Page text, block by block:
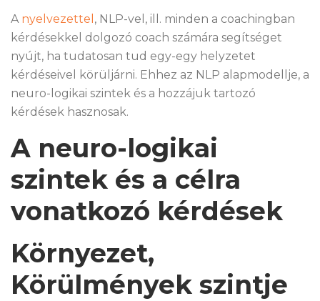
A nyelvezettel , NLP-vel, ill. minden a coachingban
kérdésekkel dolgozó coach számára segítséget
nyújt, ha tudatosan tud egy-egy helyzetet
kérdéseivel körüljárni. Ehhez az NLP alapmodellje, a
neuro-logikai szintek és a hozzájuk tartozó
kérdések hasznosak.
A neuro-logikai
szintek és a célra
vonatkozó kérdések
Környezet,
Körülmények szintje